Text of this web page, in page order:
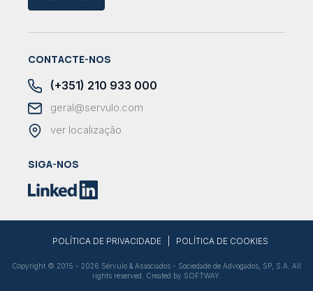
CONTACTE-NOS
(+351) 210 933 000
geral@servulo.com
ver localização
SIGA-NOS
POLÍTICA DE PRIVACIDADE POLÍTICA DE COOKIES
Copyright © 2015 - 2026 Sérvulo & Associados - Sociedade de Advogados, SP, S.A. All
rights reserved. Created by SOFTWAY.